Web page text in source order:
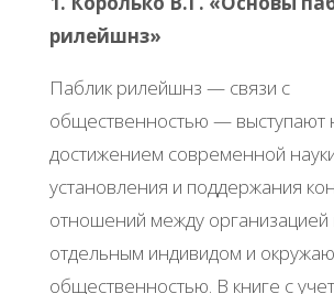
рилейшнз»
Паблик рилейшнз — связи с
общественностью — выступают
достижением современной науки
установления и поддержания
отношений между организацией
отдельным индивидом и
общественностью. В книге с